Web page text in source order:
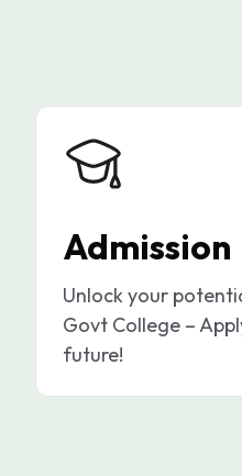
Admission
Unlock your
Govt College –
future!